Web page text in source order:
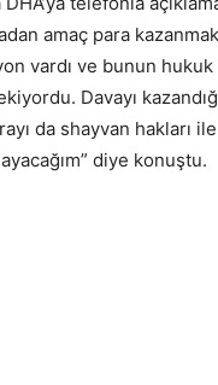
amaç para
vardı ve bunun
Davayı
da shayvan hakları
diye konuştu.